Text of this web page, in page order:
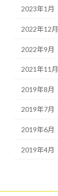
2023年1月
2022年12月
2022年9月
2021年11月
2019年8月
2019年7月
2019年6月
2019年4月